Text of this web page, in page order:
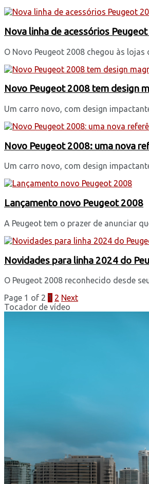
Nova linha de acessórios
O Novo Peugeot 2008 chegou às
Novo Peugeot 2008 tem design
Um carro novo, com design
Novo Peugeot 2008: uma nova
Um carro novo, com design
Lançamento novo Peugeot 2008
A Peugeot tem o prazer de anunciar
Novidades para linha 2024 do
O Peugeot 2008 reconhecido desde
Page 1 of 2 1 2 Next
Tocador de vídeo